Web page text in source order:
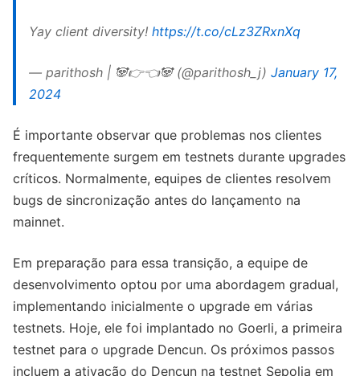
Yay client diversity! https://t.co/cLz3ZRxnXq
— parithosh | 🐼👉👈🐼 (@parithosh_j) January 17,
2024
É importante observar que problemas nos clientes
frequentemente surgem em testnets durante upgrades
críticos. Normalmente, equipes de clientes resolvem
bugs de sincronização antes do lançamento na
mainnet.
Em preparação para essa transição, a equipe de
desenvolvimento optou por uma abordagem gradual,
implementando inicialmente o upgrade em várias
testnets. Hoje, ele foi implantado no Goerli, a primeira
testnet para o upgrade Dencun. Os próximos passos
incluem a ativação do Dencun na testnet Sepolia em